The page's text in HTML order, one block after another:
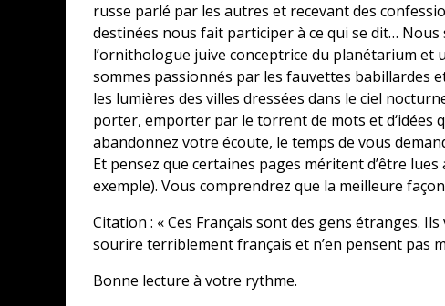
russe parlé par les autres et recevant des
destinées nous fait participer à ce qui se dit… Nous
l’ornithologue juive conceptrice du planétarium
sommes passionnés par les fauvettes babillardes
les lumières des villes dressées dans le ciel
porter, emporter par le torrent de mots et d‘idées
abandonnez votre écoute, le temps de vous
Et pensez que certaines pages méritent d’être
exemple). Vous comprendrez que la meilleure
Citation : « Ces Français sont des gens étranges.
sourire terriblement français et n’en pensent pas
Bonne lecture à votre rythme.